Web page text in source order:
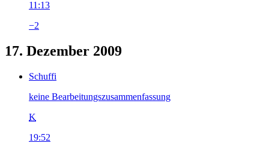
11:13
−2
17. Dezember 2009
Schuffi
keine Bearbeitungszusammenfassung
K
19:52